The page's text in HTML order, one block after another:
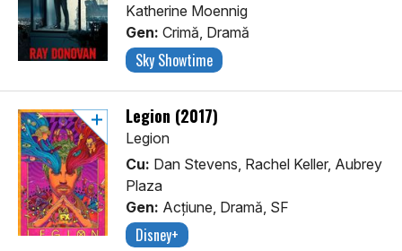
Katherine Moennig
Gen: Crimă, Dramă
Sky Showtime
Legion (2017)
Legion
Cu: Dan Stevens, Rachel Keller, Aubrey
Plaza
Gen: Acţiune, Dramă, SF
Disney+